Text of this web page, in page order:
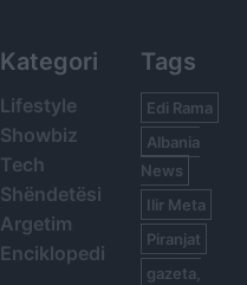
Kategori
Lifestyle
Showbiz
Tech
Shëndetësi
Argetim
Enciklopedi
Tags
Edi Rama
Albania
News
Ilir Meta
Piranjat
gazeta,